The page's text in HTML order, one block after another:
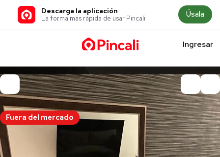
Descarga la aplicación
La forma más rápida de usar Pincali Úsala
Ingresar
Fuera del mercado